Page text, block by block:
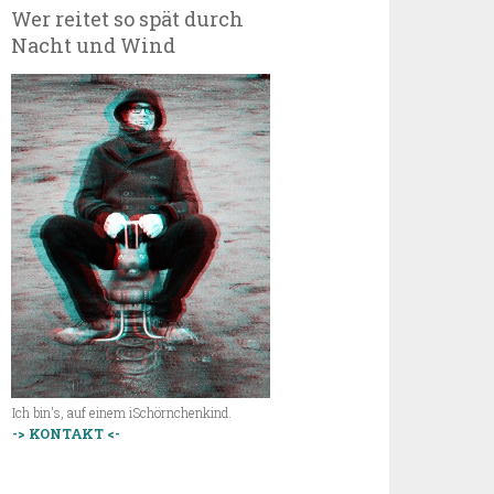
Wer reitet so spät durch
Nacht und Wind
Ich bin's, auf einem iSchörnchenkind.
-> KONTAKT <-